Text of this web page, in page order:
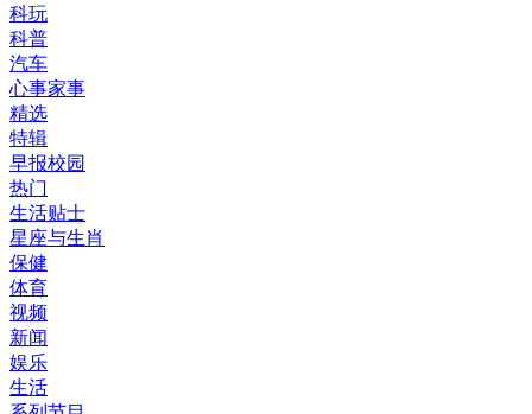
科玩
科普
汽车
心事家事
精选
特辑
早报校园
热门
生活贴士
星座与生肖
保健
体育
视频
新闻
娱乐
生活